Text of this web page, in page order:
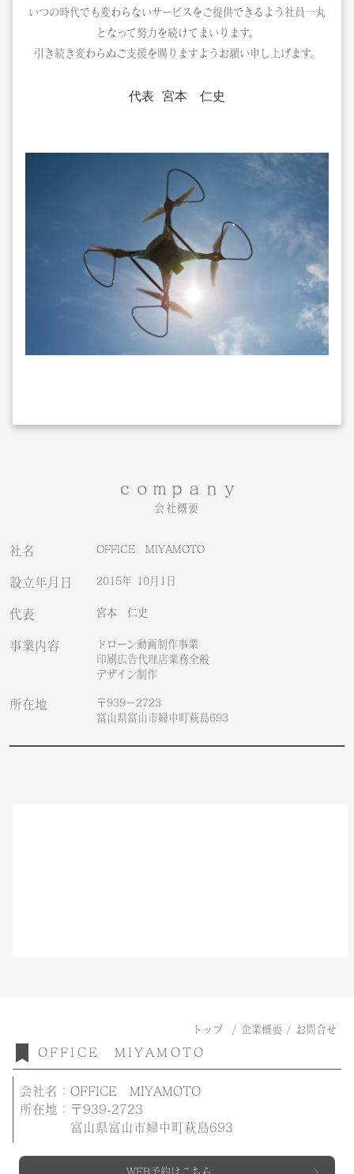
いつの時代でも変わらないサービスをご提供できるよう社員一丸
となって努力を続けてまいります。
引き続き変わらぬご支援を賜りますようお願い申し上げます。
代表 宮本 仁史
ｃｏｍｐａｎｙ
会社概要
社名 OFFICE MIYAMOTO
設立年月日 2015年 10月1日
代表 宮本 仁史
事業内容
ドローン動画制作事業
印刷広告代理店業務全般
デザイン制作
所在地
〒939－2723
富山県富山市婦中町萩島693
トップ / 企業概要 / お問合せ
OFFICE MIYAMOTO
会社名：OFFICE MIYAMOTO
所在地：〒939-2723
富山県富山市婦中町萩島693
WEB予約はこちら